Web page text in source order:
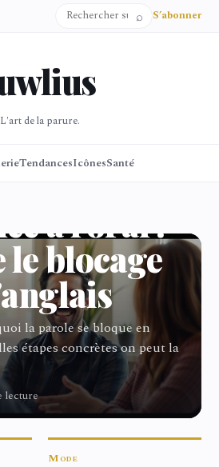
⌕ S’abonner
L'art de la parure.
TendancesIcônesSanté
à l'oral :
blocage
la parole se bloque en
étapes concrètes on peut la
lecture
Mode